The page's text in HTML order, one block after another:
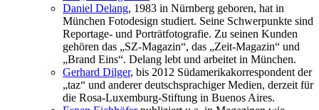
Daniel Delang, 1983 in Nürnberg geboren, hat in
München Fotodesign studiert. Seine Schwerpunkte sind
Reportage- und Porträtfotografie. Zu seinen Kunden
gehören das „SZ-Magazin“, das „Zeit-Magazin“ und
„Brand Eins“. Delang lebt und arbeitet in München.
Gerhard Dilger, bis 2012 Südamerikakorrespondent der
„taz“ und anderer deutschsprachiger Medien, derzeit für
die Rosa-Luxemburg-Stiftung in Buenos Aires.